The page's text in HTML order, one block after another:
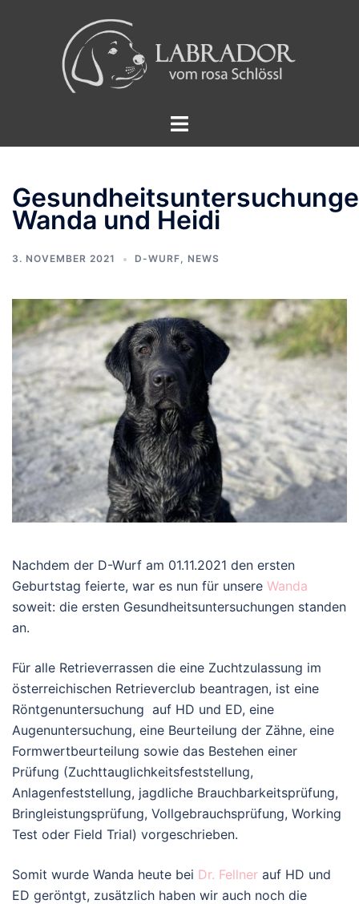
Menü
Wanda und Heidi
3. NOVEMBER 2021 D-WURF, NEWS
Nachdem der D-Wurf am 01.11.2021 den ersten
Geburtstag feierte, war es nun für unsere Wanda
soweit: die ersten Gesundheitsuntersuchungen standen
an.
Für alle Retrieverrassen die eine Zuchtzulassung im
österreichischen Retrieverclub beantragen, ist eine
Röntgenuntersuchung auf HD und ED, eine
Augenuntersuchung, eine Beurteilung der Zähne, eine
Formwertbeurteilung sowie das Bestehen einer
Prüfung (Zuchttauglichkeitsfeststellung,
Anlagenfeststellung, jagdliche Brauchbarkeitsprüfung,
Bringleistungsprüfung, Vollgebrauchsprüfung, Working
Test oder Field Trial) vorgeschrieben.
Somit wurde Wanda heute bei Dr. Fellner auf HD und
ED geröntgt, zusätzlich haben wir auch noch die